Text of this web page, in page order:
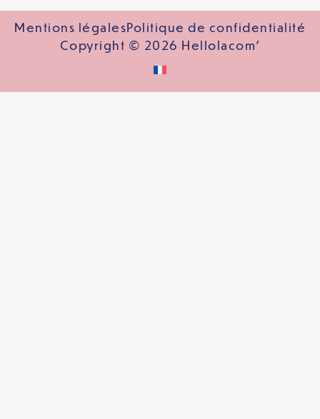
Mentions légalesPolitique de confidentialité
Copyright © 2026 Hellolacom'